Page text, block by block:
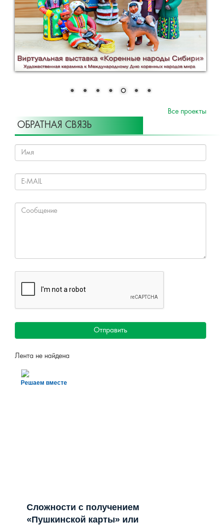
Все проекты
ОБРАТНАЯ СВЯЗЬ
Отправить
Лента не найдена
Решаем вместе
Сложности с получением
«Пушкинской карты» или